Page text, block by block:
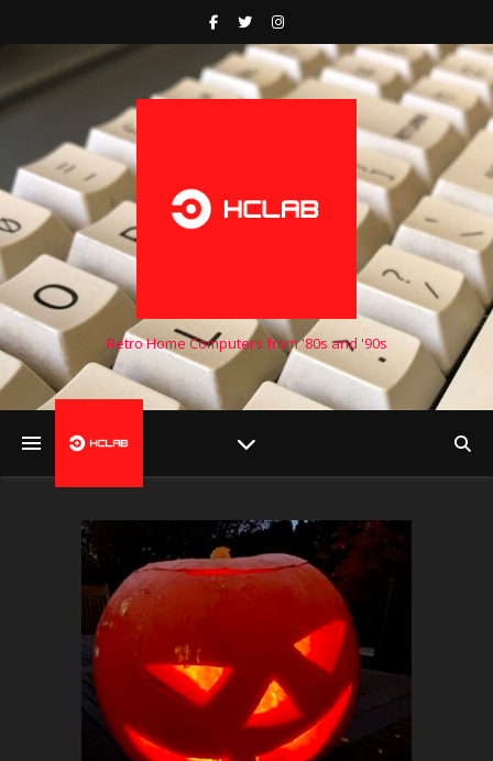
Retro Home Computers from '80s and '90s